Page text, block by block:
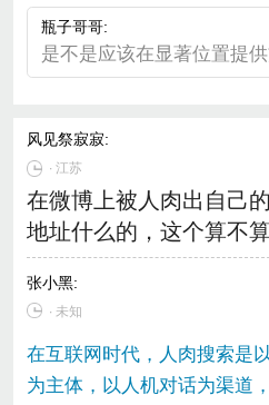
瓶子哥哥:
风见祭寂寂:
∙江苏
在微博上被人肉出自己
地址什么的，这个算不
张小黑:
∙ 未知
在互联网时代，人肉搜索是
为主体，以人机对话为渠道